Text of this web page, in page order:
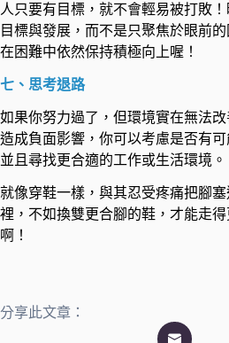
人只要有目標，就不會輕易被打敗
目標與發展，而不是只聚焦於眼前
在困難中依然保持積極向上喔！ ​
七、思考退路 ​
如果你努力過了，但環境實在無法
造成負面影響，你可以考慮是否有可
並且尋找更合適的工作或生活環境。 ​
就像穿鞋一樣，與其忍受疼痛把腳
裡，不如換雙更合腳的鞋，才能走
啊！
分享此文章：